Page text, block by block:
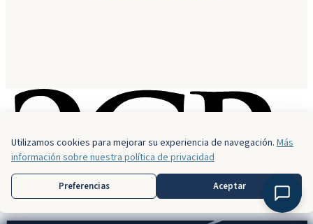
Utilizamos cookies para mejorar su experiencia de navegación. Más
información sobre nuestra política de privacidad
Preferencias Aceptar